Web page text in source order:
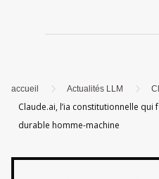
accueil 5 Actualités LLM 5
Claude.ai, l’ia constitutionnelle
durable homme-machine